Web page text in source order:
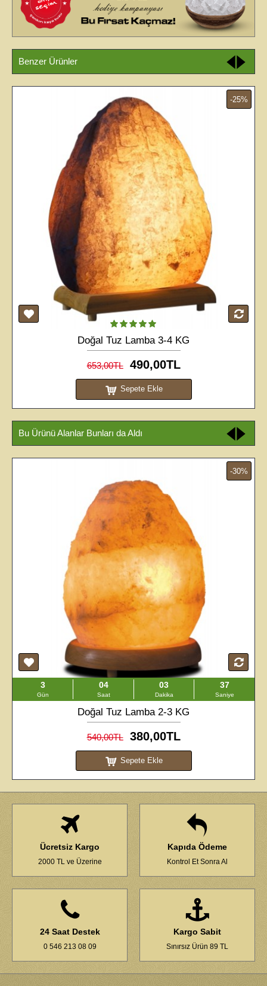
Benzer Ürünler
-30%
Gün
04
Dakika Saniye
Doğal Tuz Lamba 2-3 KG
540,00TL 380,00TL
Sepete Ekle
Bu Ürünü Alanlar Bunları da Aldı
-25%
Siyah Tuz Kasası
840,00TL 630,00TL
Sepete Ekle
Ücretsiz Kargo
2000 TL ve Üzerine
Kapıda Ödeme
Kontrol Et Sonra Al
24 Saat Destek
0 546 213 08 09
Kargo Sabit
Sınırsız Ürün 89 TL